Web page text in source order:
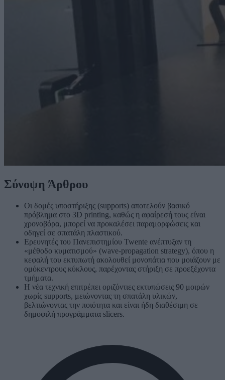
Σύνοψη Άρθρου
Οι δομές υποστήριξης (supports) αποτελούν βασικό
πρόβλημα στο 3D printing, καθώς η αφαίρεσή τους είναι
χρονοβόρα, μπορεί να προκαλέσει παραμορφώσεις και
οδηγεί σε σπατάλη πλαστικού.
Ερευνητές του Πανεπιστημίου Twente ανέπτυξαν τη
«μέθοδο κυματισμού» (wave-propagation strategy), όπου η
κεφαλή του εκτυπωτή ακολουθεί μονοπάτια που μοιάζουν με
ομόκεντρους κύκλους, παρέχοντας στήριξη σε προεξέχοντα
τμήματα.
Η νέα τεχνική επιτρέπει οριζόντιες εκτυπώσεις 90 μοιρών
χωρίς supports, μειώνοντας τη σπατάλη υλικών,
βελτιώνοντας την ποιότητα και είναι ήδη διαθέσιμη σε
δημοφιλή προγράμματα slicers.